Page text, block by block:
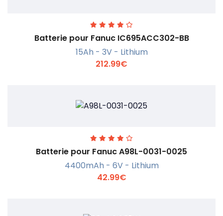
En savoir +
Batterie pour Fanuc IC695ACC302-BB
15Ah - 3V - Lithium
212.99€
Batterie pour Fanuc A98L-0031-0025
4400mAh - 6V - Lithium
42.99€